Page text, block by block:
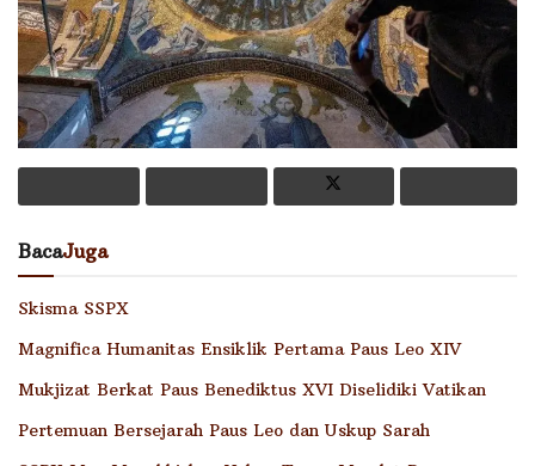
BacaJuga
Skisma SSPX
Magnifica Humanitas Ensiklik Pertama Paus Leo XIV
Mukjizat Berkat Paus Benediktus XVI Diselidiki Vatikan
Pertemuan Bersejarah Paus Leo dan Uskup Sarah